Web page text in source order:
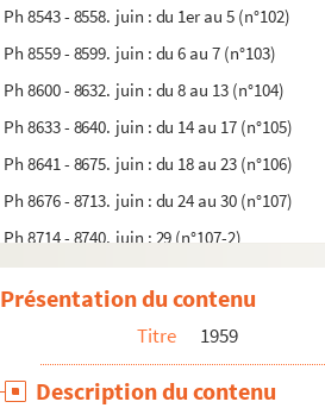
Ph 8543 - 8558. juin : du 1er au 5 (n°102)
Ph 8559 - 8599. juin : du 6 au 7 (n°103)
Ph 8600 - 8632. juin : du 8 au 13 (n°104)
Ph 8633 - 8640. juin : du 14 au 17 (n°105)
Ph 8641 - 8675. juin : du 18 au 23 (n°106)
Ph 8676 - 8713. juin : du 24 au 30 (n°107)
Ph 8714 - 8740. juin : 29 (n°107-2)
Ph 8741 - 8774. juillet : du 1er au 5 (n°108)
Ph 8775 - 8799. juillet : du 6 au 12 (n°109)
Ph 8800 - 8828. juillet : du 13 au 19 (n°110-
Ph 8829 - 8848. juillet : du 20 au 25 (n°112)
Présentation du contenu
Titre 1959
Description du contenu